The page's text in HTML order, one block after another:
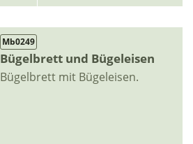
Mb0249
Bügelbrett und Bügeleisen
Bügelbrett mit Bügeleisen.